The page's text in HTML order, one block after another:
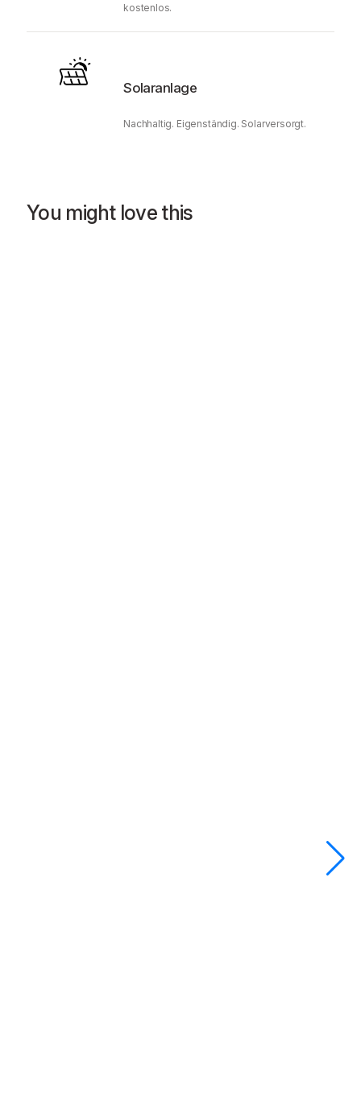
kostenlos.
Solaranlage
Nachhaltig. Eigenständig. Solarversorgt.
You might love this